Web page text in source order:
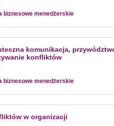
biznesowe menedżerskie
komunikacja,
konfliktów
biznesowe menedżerskie
w organizacji